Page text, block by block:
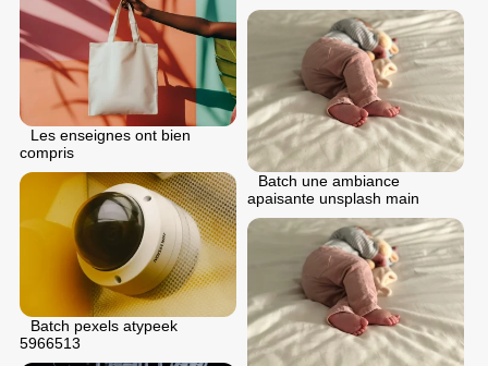
Les enseignes ont bien
compris
Batch une ambiance
apaisante unsplash main
Batch pexels atypeek
5966513